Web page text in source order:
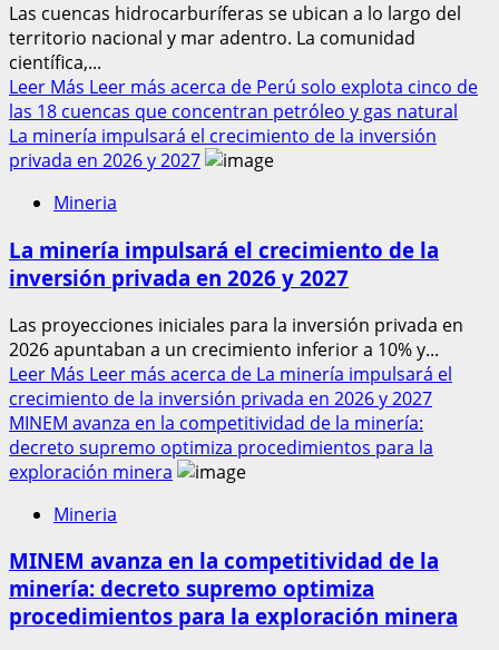
Las cuencas hidrocarburíferas se ubican a lo largo del
territorio nacional y mar adentro. La comunidad
científica,...
Leer Más Leer más acerca de Perú solo explota cinco de
las 18 cuencas que concentran petróleo y gas natural
La minería impulsará el crecimiento de la inversión
privada en 2026 y 2027
Mineria
La minería impulsará el crecimiento de la
inversión privada en 2026 y 2027
Las proyecciones iniciales para la inversión privada en
2026 apuntaban a un crecimiento inferior a 10% y...
Leer Más Leer más acerca de La minería impulsará el
crecimiento de la inversión privada en 2026 y 2027
MINEM avanza en la competitividad de la minería:
decreto supremo optimiza procedimientos para la
exploración minera
Mineria
MINEM avanza en la competitividad de la
minería: decreto supremo optimiza
procedimientos para la exploración minera